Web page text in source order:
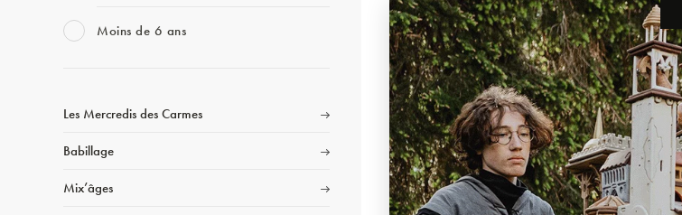
Moins de 6 ans
Les Mercredis des Carmes
Babillage
Mix’âges